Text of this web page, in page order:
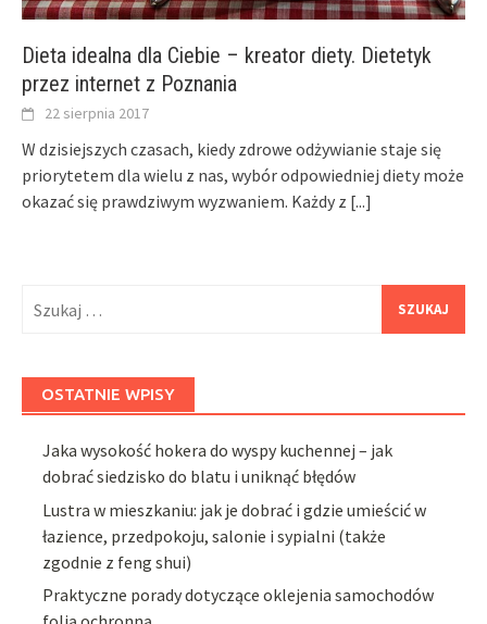
Dieta idealna dla Ciebie – kreator diety. Dietetyk
przez internet z Poznania
22 sierpnia 2017
W dzisiejszych czasach, kiedy zdrowe odżywianie staje się
priorytetem dla wielu z nas, wybór odpowiedniej diety może
okazać się prawdziwym wyzwaniem. Każdy z [...]
OSTATNIE WPISY
Jaka wysokość hokera do wyspy kuchennej – jak
dobrać siedzisko do blatu i uniknąć błędów
Lustra w mieszkaniu: jak je dobrać i gdzie umieścić w
łazience, przedpokoju, salonie i sypialni (także
zgodnie z feng shui)
Praktyczne porady dotyczące oklejenia samochodów